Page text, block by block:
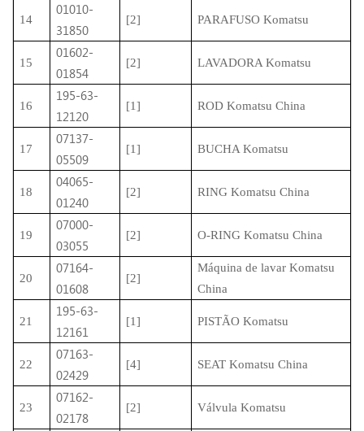
14
01010-
31850
[2] PARAFUSO Komatsu
15
01602-
01854
[2] LAVADORA Komatsu
16
195-63-
12120
[1] ROD Komatsu China
17
07137-
05509
[1] BUCHA Komatsu
18
04065-
01240
[2] RING Komatsu China
19
07000-
03055
[2] O-RING Komatsu China
20
07164-
01608
[2]
Máquina de lavar Komatsu
China
21
195-63-
12161
[1] PISTÃO Komatsu
22
07163-
02429
[4] SEAT Komatsu China
23
07162-
02178
[2] Válvula Komatsu